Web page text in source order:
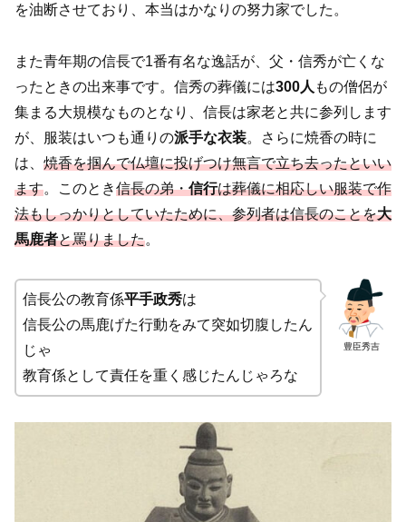
を油断させており、本当はかなりの努力家でした。
また青年期の信長で1番有名な逸話が、父・信秀が亡くな
ったときの出来事です。信秀の葬儀には300人 もの僧侶が
集まる大規模なものとなり、信長は家老と共に参列します
が、服装はいつも通りの派手な衣装。さらに焼香の時に
は、 焼香を掴んで仏壇に投げつけ無言で立ち去ったといい
ます。このとき信長の弟・信行は葬儀に相応しい服装で作
法もしっかりとしていたために、参列者は信長のことを大
馬鹿者と罵りました。
豊臣秀吉
信長公の教育係平手政秀は
信長公の馬鹿げた行動をみて突如切腹したん
じゃ
教育係として責任を重く感じたんじゃろな